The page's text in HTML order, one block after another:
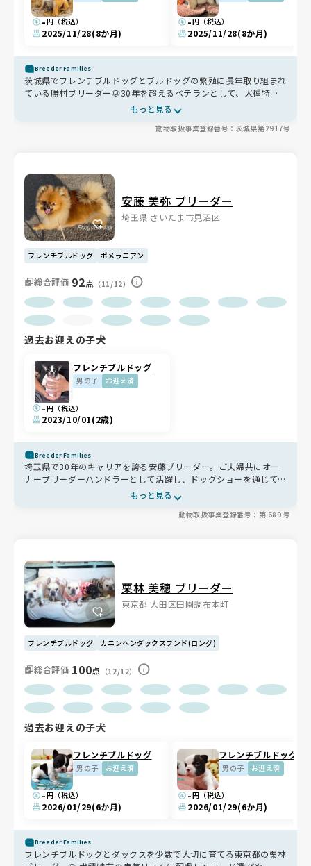
-円（税込）
2025/11/28(8か月)
-円（税込）
2025/11/28(8か月)
Breeder Families
茨城県でフレンチブルドッグとブルドッグの繁殖に長年取り組まれ
ている勝村ブリーダー🐶30年を超えるベテランとして、犬種特性
を踏まえた迅速な動物病院対応や日々の全身チェックを徹底し、体
調変化を見逃さない健康管理が行き届いています。ヒューマングレ
ード・グレインフリーの低油分フードを選び、関節ケアやシニアサ
もっと見る
動物取扱事業登録番号：茨城県第2917号
安藤 美弥 ブリーダー
埼玉県 さいたま市見沼区
フレンチブルドッグ ポメラニアン
総合評価 92点 （11/12）
過去お迎えの子犬
フレンチブルドッグ
男の子 お迎え済
-円（税込）
2023/10/01(2歳)
Breeder Families
埼玉県で30年のキャリアを誇る安藤ブリーダー。ご夫婦共にオー
ナーブリーダーハンドラーとして活躍し、ドッグショーを通じて犬
種の理想であるスタンダードを追求し続けています✨肉を添える食
事管理や、リビングでの育児を通じた社会化にもこだわり、心身と
もに健やかな子を育てています🐶お迎え後の生涯サポートも充実し
もっと見る
動物取扱事業登録番号：第 689 号
栗林 美穂 ブリーダー
東京都 大田区田園調布本町
フレンチブルドッグ カニンヘンダックスフンド(ロング)
総合評価 100点 （12/12）
過去お迎えの子犬
フレンチブルドッグ
男の子 お迎え済
-円（税込）
2026/01/29(6か月)
フレンチブルドッグ
男の子 お迎え済
-円（税込）
2026/01/29(6か月)
Breeder Families
フレンチブルドッグとダックスを少数で大切に育てる東京都の栗林